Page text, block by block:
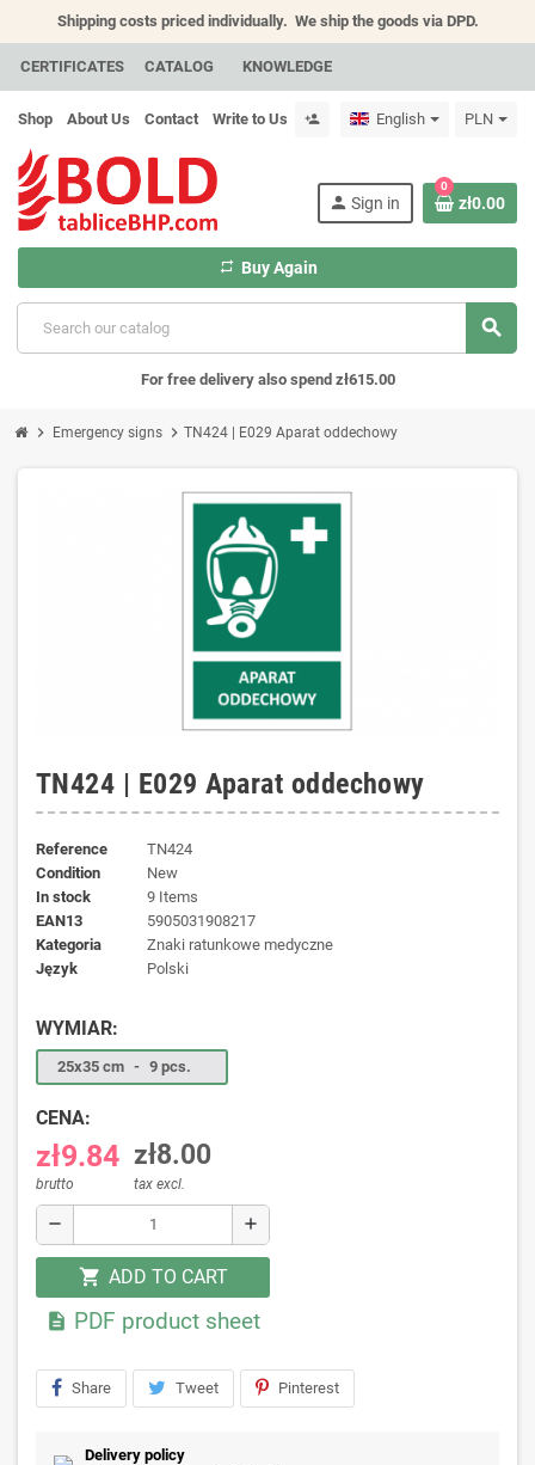
Shipping costs priced individually. We ship the goods via DPD.
CERTIFICATES CATALOG KNOWLEDGE
Shop About Us Contact Write to Us person_add English PLN
search
person Sign in
repeat Buy Again
0
zł0.00
For free delivery also spend zł615.00
chevron_right Emergency signs chevron_right TN424 | E029 Aparat oddechowy
TN424 | E029 Aparat oddechowy
Reference
TN424
Condition
New
In stock
9 Items
EAN13
5905031908217
kategoria
Znaki ratunkowe medyczne
język
Polski
WYMIAR:
25x35 cm - 9 pcs.
CENA:
zł9.84
brutto
zł8.00
tax excl.
remove add
shopping_cart ADD TO CART
 PDF product sheet
Share Tweet Pinterest
Delivery policy